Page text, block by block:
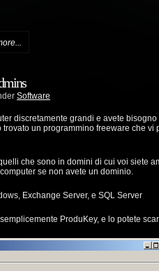
Software
discretamente grandi e avete
un programmino freeware che vi
che sono in domini di cui voi siete
se non avete un dominio.
Exchange Server, e SQL Server
ProduKey, e lo potete